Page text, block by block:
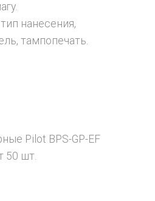
нанесения,
тампопечать.
Pilot BPS-GP-EF
50 шт.